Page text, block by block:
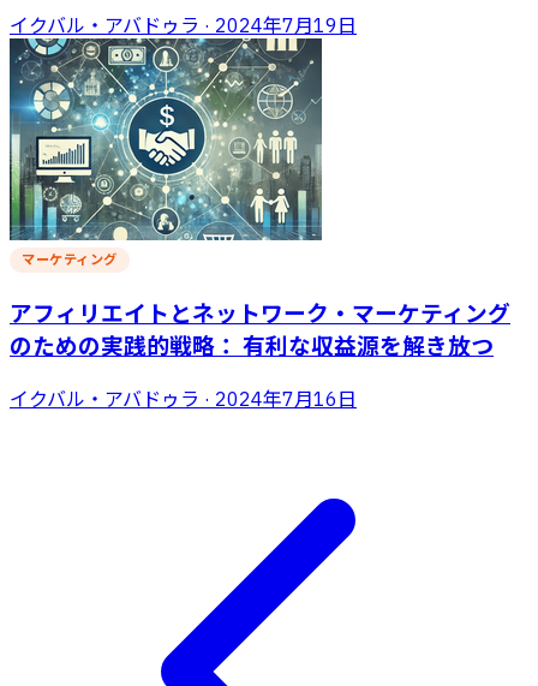
イクバル・アバドゥラ · 2024年7月19日
マーケティング
アフィリエイトとネットワーク・マーケティング
のための実践的戦略： 有利な収益源を解き放つ
イクバル・アバドゥラ · 2024年7月16日